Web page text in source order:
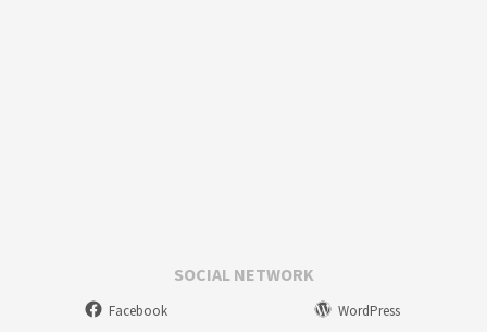
SOCIAL NETWORK
Facebook WordPress